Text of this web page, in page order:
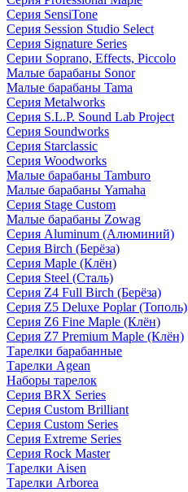
Серия SensiTone
Серия Session Studio Select
Серия Signature Series
Серии Soprano, Effects, Piccolo
Малые барабаны Sonor
Малые барабаны Tama
Серия Metalworks
Серия S.L.P. Sound Lab Project
Серия Soundworks
Серия Starclassic
Серия Woodworks
Малые барабаны Tamburo
Малые барабаны Yamaha
Серия Stage Custom
Малые барабаны Zowag
Серия Aluminum (Алюминий)
Серия Birch (Берёза)
Серия Maple (Клён)
Серия Steel (Сталь)
Серия Z4 Full Birch (Берёза)
Серия Z5 Deluxe Poplar (Тополь)
Серия Z6 Fine Maple (Клён)
Серия Z7 Premium Maple (Клён)
Тарелки барабанные
Тарелки Agean
Наборы тарелок
Серия BRX Series
Серия Custom Brilliant
Серия Custom Series
Серия Extreme Series
Серия Rock Master
Тарелки Aisen
Тарелки Arborea